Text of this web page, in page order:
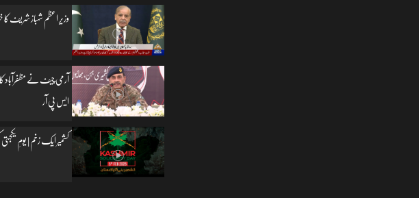
وزیرِ اعظم شہباز شریف کا
آرمی چیف نے مظفرآباد
ایس پی آر
کشمیر ایک زخم | یومِ یکجہتی کشمیر | 5 فروری 2025 |